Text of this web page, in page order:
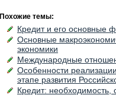
Похожие темы:
Кредит и его основные
Основные
экономики
Международные
Особенности
этапе развития
Кредит: